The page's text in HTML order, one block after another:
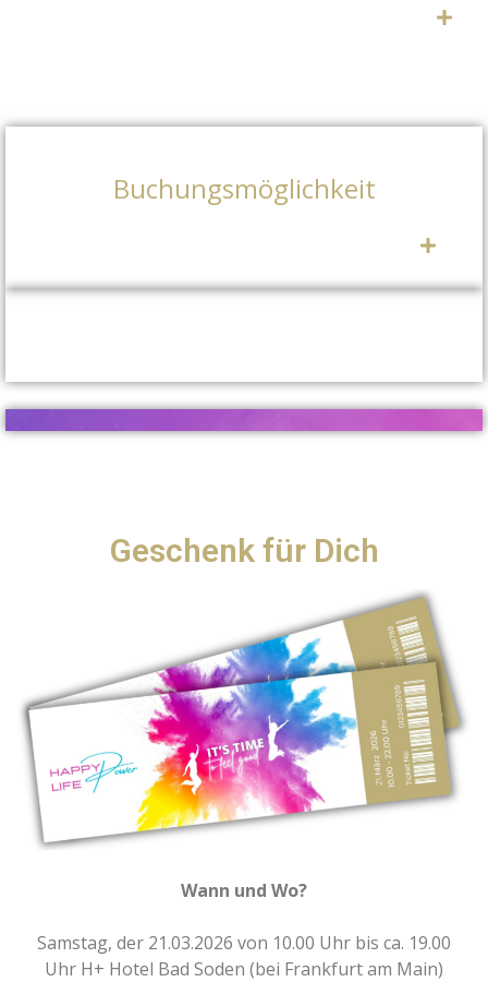
Buchungsmöglichkeit
Geschenk für Dich
Wann und Wo?
Samstag, der 21.03.2026 von 10.00 Uhr bis ca. 19.00
Uhr H+ Hotel Bad Soden (bei Frankfurt am Main)